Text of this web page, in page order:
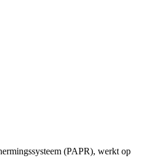
(PAPR), werkt op